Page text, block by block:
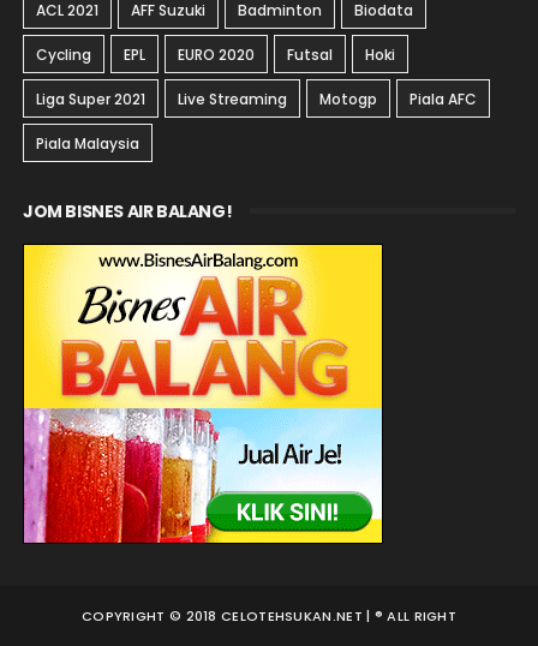
ACL 2021 AFF Suzuki Badminton Biodata
Cycling EPL EURO 2020 Futsal Hoki
Liga Super 2021 Live Streaming Motogp Piala AFC
Piala Malaysia
JOM BISNES AIR BALANG!
COPYRIGHT © 2018 CELOTEHSUKAN.NET | ® ALL RIGHT